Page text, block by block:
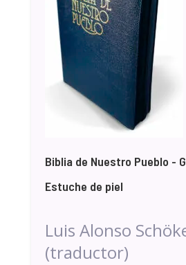
Biblia de Nuestro Pueblo -
Estuche de piel
Luis Alonso
(traductor)